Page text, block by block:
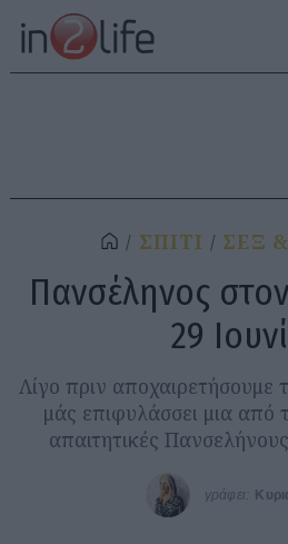
ΣΠΙΤΙ ΣΕΞ
Πανσέληνος
29
Λίγο πριν αποχαιρετήσουμε
μάς επιφυλάσσει μια από
απαιτητικές
γράφει: